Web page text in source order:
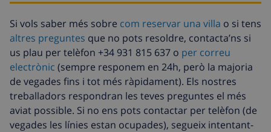
Fons de
cancel·lació :
4.80% De la quantitat total
Si vols saber més sobre com reservar una villa o si tens
altres preguntes que no pots resoldre, contacta’ns si
us plau per telèfon +34 931 815 637 o per correu
electrònic (sempre responem en 24h, però la majoria
de vegades fins i tot més ràpidament). Els nostres
treballadors respondran les teves preguntes el més
aviat possible. Si no ens pots contactar per telèfon (de
vegades les línies estan ocupades), segueix intentant-